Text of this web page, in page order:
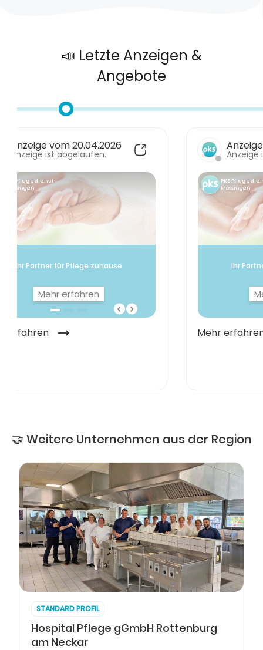
🤝 Weitere Unternehmen aus der Region
STANDARD PROFIL
Hospital Pflege gGmbH Rottenburg
am Neckar